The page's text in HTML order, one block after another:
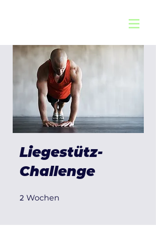
Liegestütz-
Challenge
2 Wochen